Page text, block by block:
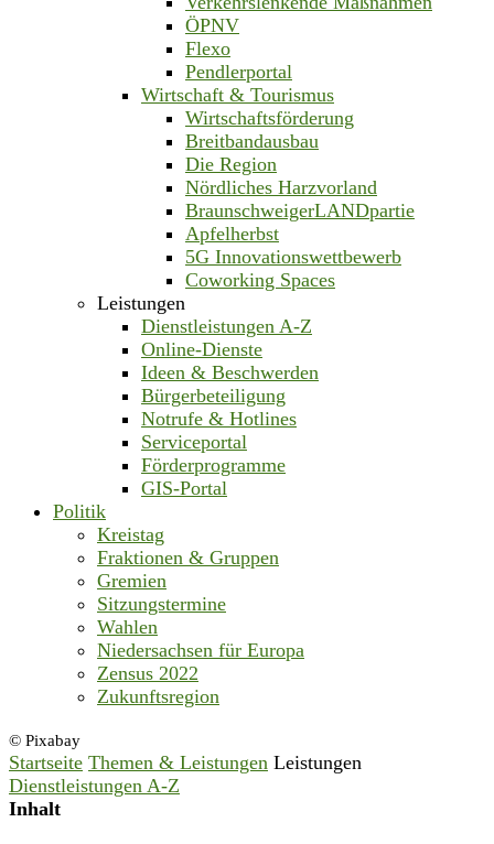
ÖPNV
Flexo
Pendlerportal
Wirtschaft & Tourismus
Wirtschaftsförderung
Breitbandausbau
Die Region
Nördliches Harzvorland
BraunschweigerLANDpartie
Apfelherbst
5G Innovationswettbewerb
Coworking Spaces
Leistungen
Dienstleistungen A-Z
Online-Dienste
Ideen & Beschwerden
Bürgerbeteiligung
Notrufe & Hotlines
Serviceportal
Förderprogramme
GIS-Portal
Politik
Kreistag
Fraktionen & Gruppen
Gremien
Sitzungstermine
Wahlen
Niedersachsen für Europa
Zensus 2022
Zukunftsregion
© Pixabay
Startseite Themen & Leistungen Leistungen
Dienstleistungen A-Z
Inhalt